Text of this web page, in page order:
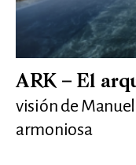
ARK – El
visión de
armoniosa